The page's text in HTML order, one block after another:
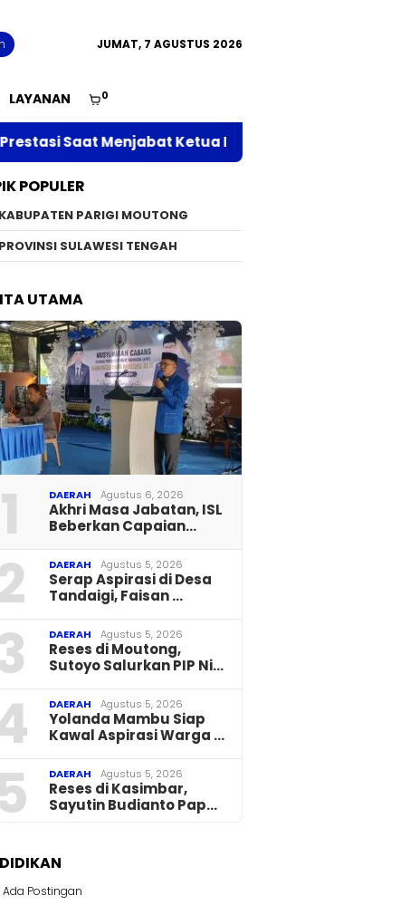
JUMAT, 7 AGUSTUS 2026
LAYANAN 0
Ketua DPC APRI Parimo
POPULER
KABUPATEN PARIGI MOUTONG
PROVINSI SULAWESI TENGAH
UTAMA
1 DAERAH Agustus 6, 2026
Akhri Masa Jabatan, ISL
Beberkan Capaian…
DAERAH Agustus 5, 2026
Serap Aspirasi di Desa
Tandaigi, Faisan …
DAERAH Agustus 5, 2026
Reses di Moutong,
Sutoyo Salurkan PIP Ni…
DAERAH Agustus 5, 2026
Yolanda Mambu Siap
Kawal Aspirasi Warga …
DAERAH Agustus 5, 2026
Reses di Kasimbar,
Sayutin Budianto Pap…
Ada Postingan